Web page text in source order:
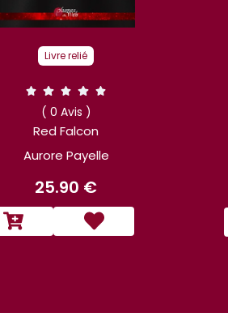
Livre relié
( 0 Avis )
Red Falcon
Aurore Payelle
25.90 €